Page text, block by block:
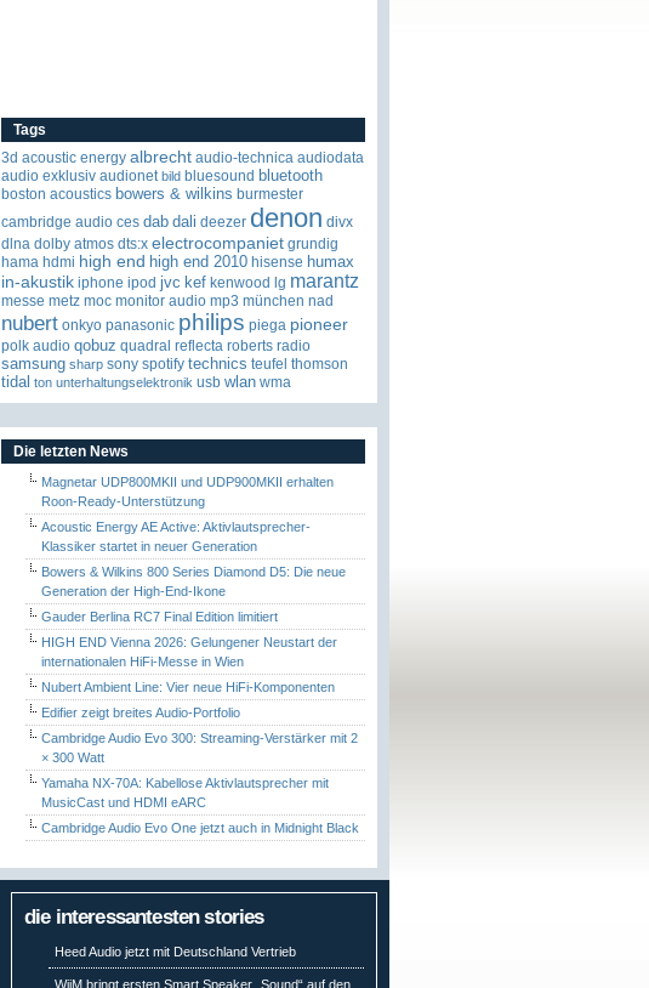
Tags
3d acoustic energy albrecht audio-technica audiodata
audio exklusiv audionet bild bluesound bluetooth
boston acoustics bowers & wilkins burmester
cambridge audio ces dab dali deezer denon divx
dlna dolby atmos dts:x electrocompaniet grundig
hama hdmi high end high end 2010 hisense humax
in-akustik iphone ipod jvc kef kenwood lg marantz
messe metz moc monitor audio mp3 münchen nad
nubert onkyo panasonic philips piega pioneer
polk audio qobuz quadral reflecta roberts radio
samsung sharp sony spotify technics teufel thomson
tidal ton unterhaltungselektronik usb wlan wma
Die letzten News
Magnetar UDP800MKII und UDP900MKII erhalten
Roon-Ready-Unterstützung
Acoustic Energy AE Active: Aktivlautsprecher-
Klassiker startet in neuer Generation
Bowers & Wilkins 800 Series Diamond D5: Die neue
Generation der High-End-Ikone
Gauder Berlina RC7 Final Edition limitiert
HIGH END Vienna 2026: Gelungener Neustart der
internationalen HiFi-Messe in Wien
Nubert Ambient Line: Vier neue HiFi-Komponenten
Edifier zeigt breites Audio-Portfolio
Cambridge Audio Evo 300: Streaming-Verstärker mit 2
× 300 Watt
Yamaha NX-70A: Kabellose Aktivlautsprecher mit
MusicCast und HDMI eARC
Cambridge Audio Evo One jetzt auch in Midnight Black
die interessantesten stories
Heed Audio jetzt mit Deutschland Vertrieb
WiiM bringt ersten Smart Speaker „Sound“ auf den